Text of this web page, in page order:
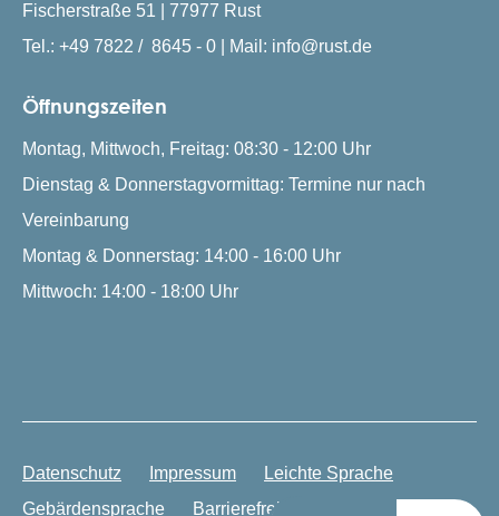
Fischerstraße 51 | 77977 Rust
Tel.: +49 7822 / 8645 - 0 | Mail: info@rust.de
Öffnungszeiten
Montag, Mittwoch, Freitag: 08:30 - 12:00 Uhr
Dienstag & Donnerstagvormittag: Termine nur nach
Vereinbarung
Montag & Donnerstag: 14:00 - 16:00 Uhr
Mittwoch: 14:00 - 18:00 Uhr
Datenschutz Impressum
Leichte Sprache
Gebärdensprache
Barrierefreiheit